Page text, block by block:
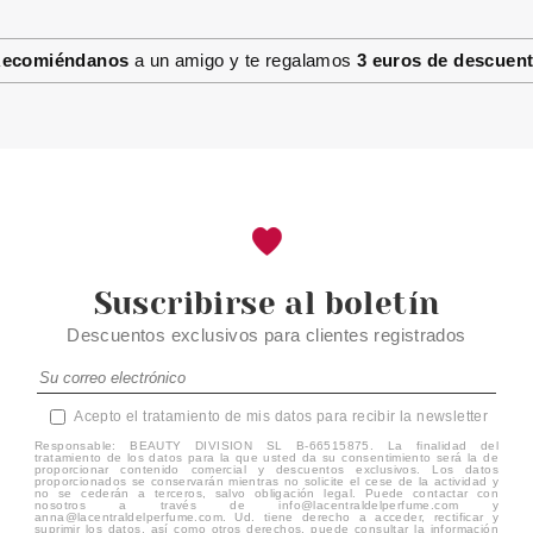
FOUNDATION M5N 30 ML
Pvr 62.00€
desde
a un amigo y te regalamos 3 euros de
Suscribirse al boletín
Descuentos exclusivos para clientes registrados
Acepto el tratamiento de mis datos para recibir la newsletter
Responsable: BEAUTY DIVISION SL B-66515875. La finalidad del
tratamiento de los datos para la que usted da su consentimiento será la de
proporcionar contenido comercial y descuentos exclusivos. Los datos
proporcionados se conservarán mientras no solicite el cese de la actividad y
no se cederán a terceros, salvo obligación legal. Puede contactar con
nosotros a través de info@lacentraldelperfume.com y
anna@lacentraldelperfume.com. Ud. tiene derecho a acceder, rectificar y
suprimir los datos, así como otros derechos, puede consultar la información